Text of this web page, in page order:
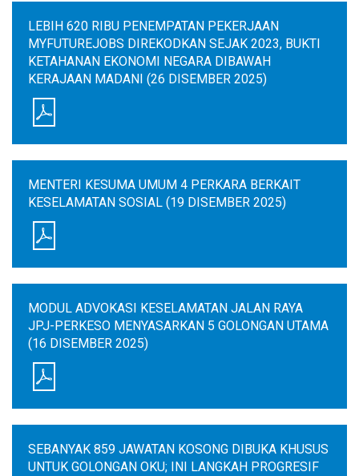
LEBIH 620 RIBU PENEMPATAN PEKERJAAN
MYFUTUREJOBS DIREKODKAN SEJAK 2023, BUKTI
KETAHANAN EKONOMI NEGARA DIBAWAH
KERAJAAN MADANI (26 DISEMBER 2025)
MENTERI KESUMA UMUM 4 PERKARA BERKAIT
KESELAMATAN SOSIAL (19 DISEMBER 2025)
MODUL ADVOKASI KESELAMATAN JALAN RAYA
JPJ-PERKESO MENYASARKAN 5 GOLONGAN UTAMA
(16 DISEMBER 2025)
SEBANYAK 859 JAWATAN KOSONG DIBUKA KHUSUS
UNTUK GOLONGAN OKU; INI LANGKAH PROGRESIF